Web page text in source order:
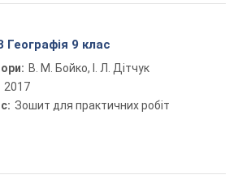
Географія 9 клас
В. М. Бойко, І. Л. Дітчук
2017
Зошит для практичних робіт